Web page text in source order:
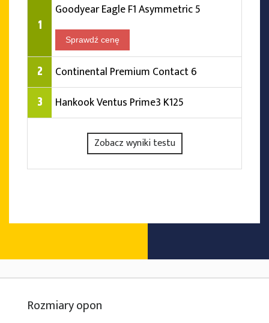
1
Goodyear Eagle F1 Asymmetric 5
Sprawdź cenę
2 Continental Premium Contact 6
3 Hankook Ventus Prime3 K125
Zobacz wyniki testu
Rozmiary opon